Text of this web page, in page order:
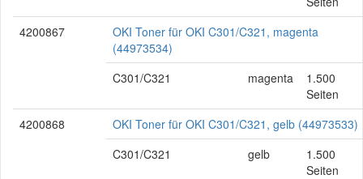
4200867
OKI Toner für OKI C301/C321, magenta
(44973534)
C301/C321
magenta
1.500
Seiten
4200868
OKI Toner für OKI C301/C321, gelb (44973533)
C301/C321
gelb
1.500
Seiten